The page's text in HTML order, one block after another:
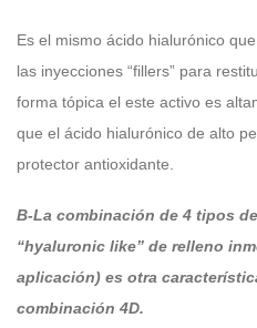
Es el mismo ácido hialurónico
las inyecciones “fillers” para
forma tópica el este activo es
que el ácido hialurónico de alto
protector antioxidante.
B-La combinación de 4 tipos
“hyaluronic like” de relleno
aplicación) es otra
combinación 4D.